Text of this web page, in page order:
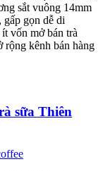
sắt vuông 14mm
gấp gọn dễ di
vốn mở bán trà
rộng kênh bán hàng
sữa Thiên